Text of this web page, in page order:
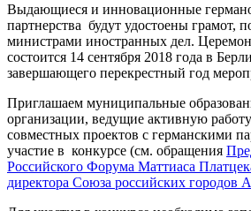
Выдающиеся и инновационные
партнерства будут удостоены грамот,
министрами иностранных дел.
состоится 14 сентября 2018 года в
завершающего перекрестный год
Приглашаем муниципальные
организации, ведущие активную
совместных проектов с германскими
участие в конкурсе (см. обращения
Российского Форума Маттиаса
директора Союза российских городов